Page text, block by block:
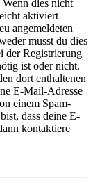
dies nicht
aktiviert
angemeldeten
musst du dies
der Registrierung
ist oder nicht.
dort enthaltenen
E-Mail-Adresse
einem Spam-
dass deine E-
kontaktiere